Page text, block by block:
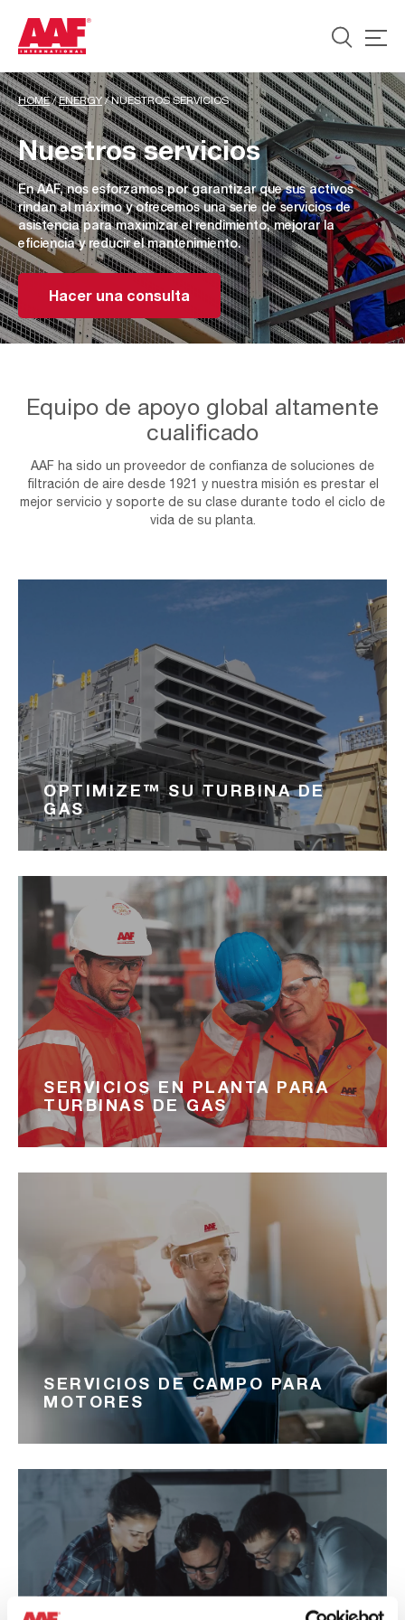
HOME/ENERGY/NUESTROS SERVICIOS
Nuestros servicios
En AAF, nos esforzamos por garantizar que sus activos
rindan al máximo y ofrecemos una serie de servicios de
asistencia para maximizar el rendimiento, mejorar la
eficiencia y reducir el mantenimiento.
Hacer una consulta
Equipo de apoyo global altamente
cualificado
AAF ha sido un proveedor de confianza de soluciones de
filtración de aire desde 1921 y nuestra misión es prestar el
mejor servicio y soporte de su clase durante todo el ciclo de
vida de su planta.
OPTIMIZE™ SU TURBINA DE
GAS
SERVICIOS EN PLANTA PARA
TURBINAS DE GAS
SERVICIOS DE CAMPO PARA
MOTORES